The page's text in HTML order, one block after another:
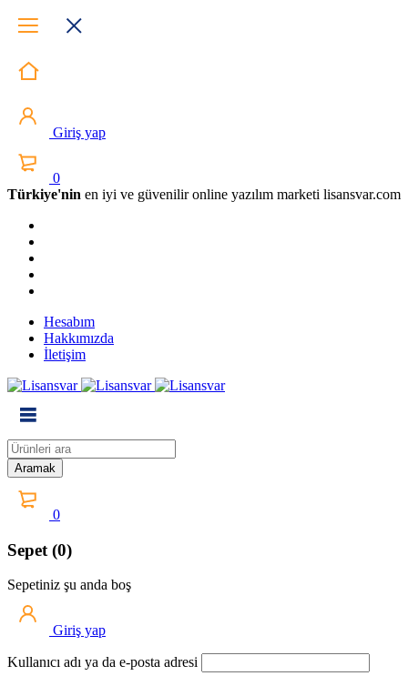
Giriş yap
0
Türkiye'nin en iyi ve güvenilir online yazılım marketi lisansvar.com
Hesabım
Hakkımızda
İletişim
0
Sepet (0)
Sepetiniz şu anda boş
Giriş yap
Kullanıcı adı ya da e-posta adresi